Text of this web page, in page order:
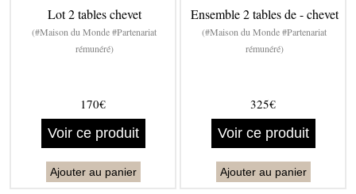
Lot 2 tables chevet
(#Maison du Monde #Partenariat
rémunéré)
170€
Voir ce produit
Ajouter au panier
Ensemble 2 tables de - chevet
(#Maison du Monde #Partenariat
rémunéré)
325€
Voir ce produit
Ajouter au panier